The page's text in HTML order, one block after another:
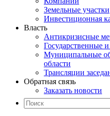
Земельные участки
Инвестиционная
Власть
Антикризисные
Государственные
Муниципальные
области
Трансляции
Обратная связь
Заказать новости